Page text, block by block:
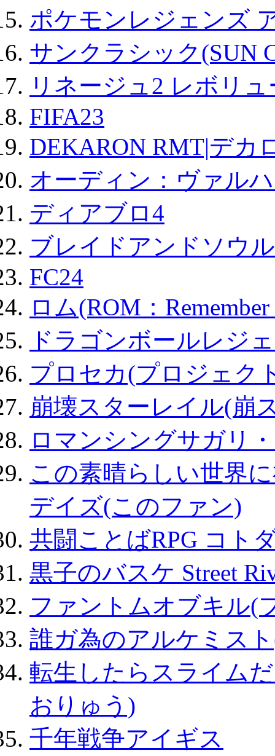
ポケモンレジェンズ
サンクラシック(SUN
リネージュ2 レボリ
FIFA23
DEKARON RMT|デカ
オーディン：ヴァル
ディアブロ4
ブレイドアンドソウ
FC24
ロム(ROM：
ドラゴンボールレジ
プロセカ(プロジェク
崩壊スターレイル(崩
ロマンシングサガリ
この素晴らしい世界
デイズ(このファン)
共闘ことばRPG コト
黒子のバスケ Street
ファントムオブキル(
誰ガ為のアルケミス
転生したらスライム
おりゅう)
千年戦争アイギス